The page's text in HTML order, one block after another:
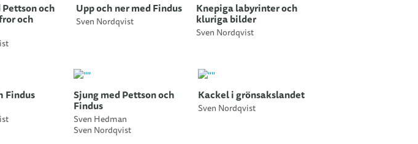
Pettson och
och
Upp och ner med Findus
Sven Nordqvist
Knepiga labyrinter och
kluriga bilder
Sven Nordqvist
Findus Sjung med Pettson och
Findus
Sven Hedman
Sven Nordqvist
Kackel i grönsakslandet
Sven Nordqvist